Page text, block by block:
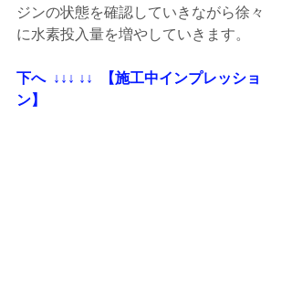
ジンの状態を確認していきながら徐々
に水素投入量を増やしていきます。
下へ  ↓↓↓ ↓↓  【施工中インプレッショ
ン】